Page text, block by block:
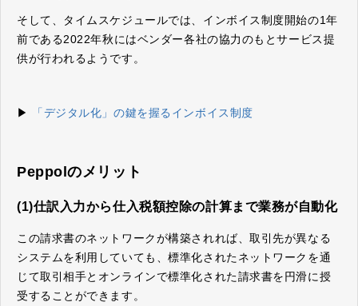
そして、タイムスケジュールでは、インボイス制度開始の1年
前である2022年秋にはベンダー各社の協力のもとサービス提
供が行われるようです。
▶ 「デジタル化」の鍵を握るインボイス制度
Peppolのメリット
(1)仕訳入力から仕入税額控除の計算まで業務が自動化
この請求書のネットワークが構築されれば、取引先が異なる
システムを利用していても、標準化されたネットワークを通
じて取引相手とオンラインで標準化された請求書を円滑に授
受することができます。